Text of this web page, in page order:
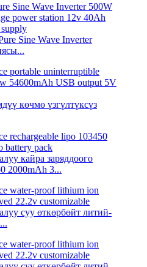
Sine Wave Inverter
көчмө үзгүлтүксүз
кайра заряддоого
2000mAh 3...
суу өткөрбөйт литий-